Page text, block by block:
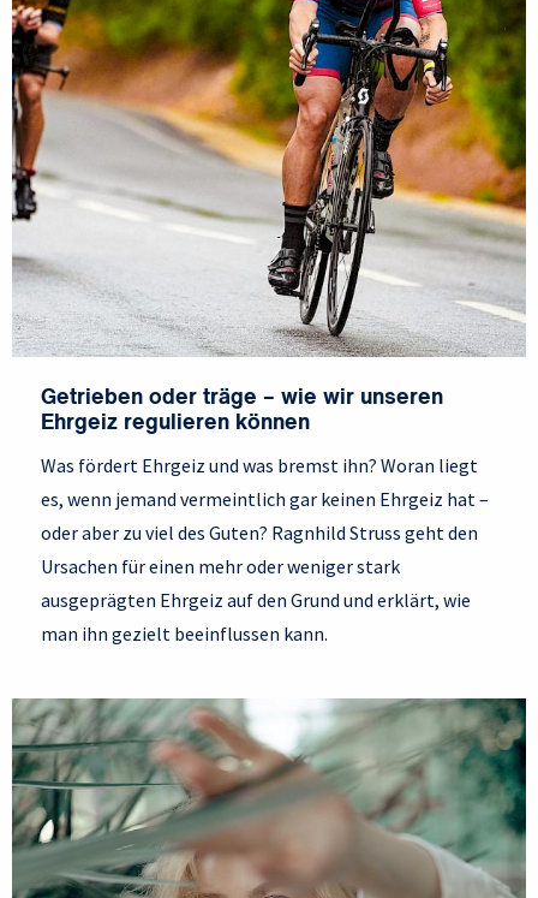
Getrieben oder träge – wie wir unseren
Ehrgeiz regulieren können
Was fördert Ehrgeiz und was bremst ihn? Woran liegt
es, wenn jemand vermeintlich gar keinen Ehrgeiz hat –
oder aber zu viel des Guten? Ragnhild Struss geht den
Ursachen für einen mehr oder weniger stark
ausgeprägten Ehrgeiz auf den Grund und erklärt, wie
man ihn gezielt beeinflussen kann.